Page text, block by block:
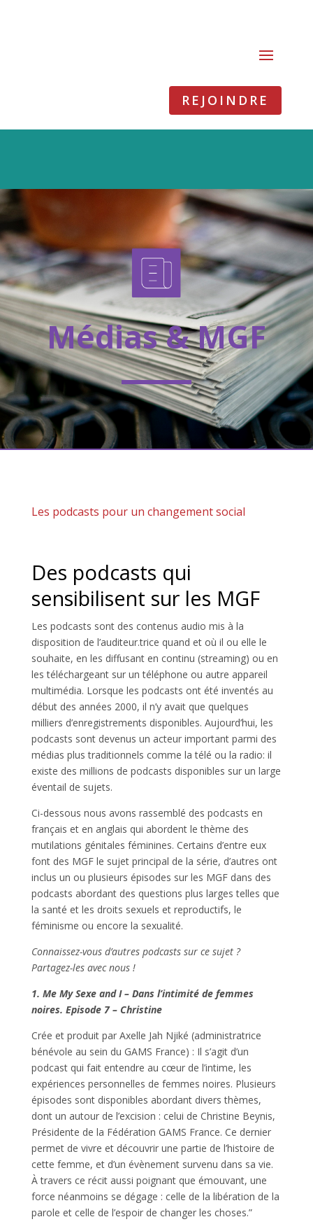
REJOINDRE
Médias & MGF
Les podcasts pour un changement social
Des podcasts qui
sensibilisent sur les MGF
Les podcasts sont des contenus audio mis à la
disposition de l’auditeur.trice quand et où il ou elle le
souhaite, en les diffusant en continu (streaming) ou en
les téléchargeant sur un téléphone ou autre appareil
multimédia. Lorsque les podcasts ont été inventés au
début des années 2000, il n’y avait que quelques
milliers d’enregistrements disponibles. Aujourd’hui, les
podcasts sont devenus un acteur important parmi des
médias plus traditionnels comme la télé ou la radio: il
existe des millions de podcasts disponibles sur un large
éventail de sujets.
Ci-dessous nous avons rassemblé des podcasts en
français et en anglais qui abordent le thème des
mutilations génitales féminines. Certains d’entre eux
font des MGF le sujet principal de la série, d’autres ont
inclus un ou plusieurs épisodes sur les MGF dans des
podcasts abordant des questions plus larges telles que
la santé et les droits sexuels et reproductifs, le
féminisme ou encore la sexualité.
Connaissez-vous d’autres podcasts sur ce sujet ?
Partagez-les avec nous !
1. Me My Sexe and I – Dans l’intimité de femmes
noires. Episode 7 – Christine
Crée et produit par Axelle Jah Njiké (administratrice
bénévole au sein du GAMS France) : Il s’agit d’un
podcast qui fait entendre au cœur de l’intime, les
expériences personnelles de femmes noires. Plusieurs
épisodes sont disponibles abordant divers thèmes,
dont un autour de l’excision : celui de Christine Beynis,
Présidente de la Fédération GAMS France. Ce dernier
permet de vivre et découvrir une partie de l’histoire de
cette femme, et d’un évènement survenu dans sa vie.
À travers ce récit aussi poignant que émouvant, une
force néanmoins se dégage : celle de la libération de la
parole et celle de l’espoir de changer les choses.”